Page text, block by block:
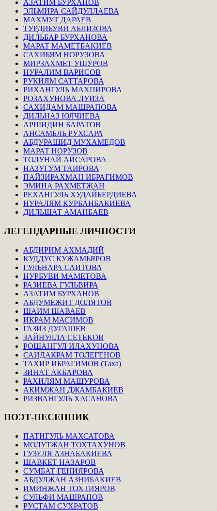
АЗАТИМ БУРХАНОВ
ЭЛЬМИРА САЙДУЛЛАЕВА
МАХМУТ ДАРАЕВ
ТУРДИБУВИ АБЛИЗОВА
ДИЛЬБАР БУРХАНОВА
МАРАТ МАМЕТБАКИЕВ
САХИБЯМ НОРУЗОВА
МИРЗАХМЕТ УШУРОВ
НУРАЛИМ ВАРИСОВ
РУКИЯМ САТТАРОВА
РИХАНГУЛЬ МАХПИРОВА
РОЗАХУНОВА ЛУИЗА
САХИДАМ МАШРАПОВА
ДИЛЬНАЗ ЮЛЧИЕВА
АРШИДИН БАРАТОВ
АНСАМБЛЬ РУХСАРА
АБДУРАШИД МУХАМЕДОВ
МАРАТ НОРУЗОВ
ТОЛУНАЙ АЙСАРОВА
НАЗУГУМ ТАИРОВА
ПАЙЗИРАХМАН ИБРАГИМОВ
ЭМИНА РАХМЕТЖАН
РЕХАНГУЛЬ ХУДАЙБЕРДИЕВА
НУРАЛЯМ КУРБАНБАКИЕВА
ДИЛЬШАТ АМАНБАЕВ
ЛЕГЕНДАРНЫЕ ЛИЧНОСТИ
АБДИРИМ АХМАДИЙ
КУДДУС КУЖАМЬЯРОВ
ГУЛЬНАРА САИТОВА
НУРБУВИ МАМЕТОВА
РАЗИЕВА ГУЛЬВИРА
АЗАТИМ БУРХАНОВ
АБДУМЕЖИТ ДОЛЯТОВ
ШАИМ ШАВАЕВ
ИКРАМ МАСИМОВ
ГАЗИЗ ДУГАШЕВ
ЗАЙНУЛЛА СЕТЕКОВ
РОШАНГУЛ ИЛАХУНОВА
САИДАКРАМ ТОЛЕГЕНОВ
ТАХИР ИБРАГИМОВ (Таха)
ЗИНАТ АКБАРОВА
РАХИЛЯМ МАШУРОВА
АКИМЖАН ДЖАМБАКИЕВ
РИЗВАНГУЛЬ ХАСАНОВА
ПОЭТ-ПЕСЕННИК
ПАТИГУЛЬ МАХСАТОВА
МОЛУТЖАН ТОХТАХУНОВ
ГУЗЕЛЯ АЗНАБАКИЕВА
ШАВКЕТ НАЗАРОВ
СУМБАТ ГЕНИЯРОВА
АБДУЛЖАН АЗНИБАКИЕВ
ИМИНЖАН ТОХТИЯРОВ
СУЛЬФИ МАШРАПОВ
РУСТАМ СУХРАТОВ